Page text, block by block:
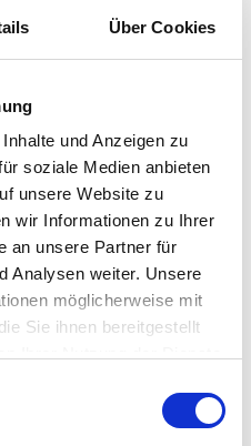
Über Cookies
und Anzeigen zu
soziale Medien anbieten
unsere Website zu
wir Informationen zu Ihrer
an unsere Partner für
Analysen weiter. Unsere
möglicherweise mit
Sie ihnen bereitgestellt
der Lack blockfest sein,
dem Trocknen nicht klebt.
© istock/photovs